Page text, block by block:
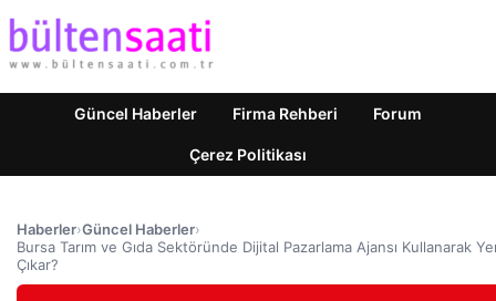
Güncel Haberler Firma Rehberi Forum
Çerez Politikası
Haberler›Güncel Haberler›
Bursa Tarım ve Gıda Sektöründe Dijital Pazarlama Ajansı Kullanarak
Çıkar?